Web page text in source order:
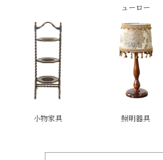
ューロー
小物家具 照明器具